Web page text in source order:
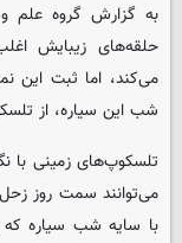
به گزارش گروه علم و
حلقه‌های زیبایش
می‌کند، اما ثبت این
شب این سیاره، از
تلسکوپ‌های زمینی با
می‌توانند سمت روز
با سایه شب سیاره که